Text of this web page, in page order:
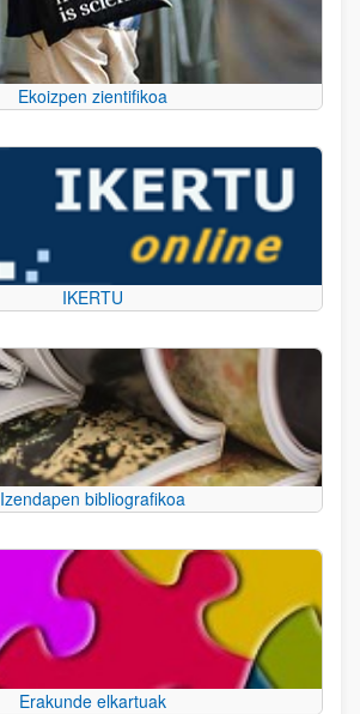
Ekoizpen zientifikoa
IKERTU
Izendapen bibliografikoa
Erakunde elkartuak